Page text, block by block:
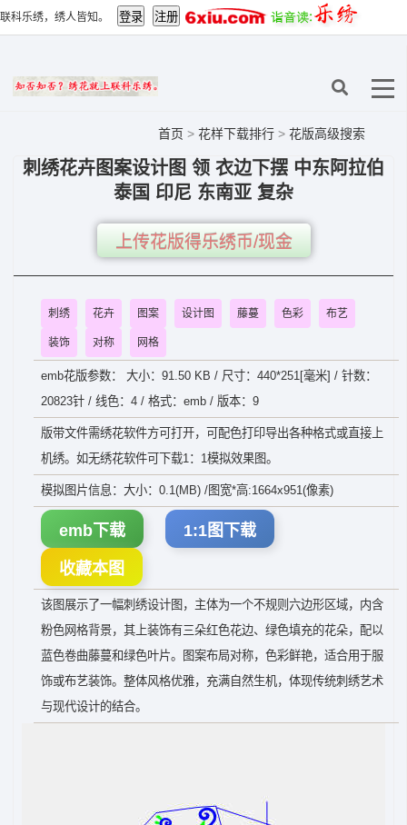
联科乐绣，绣人皆知。
首页 > 花样下载排行 > 花版高级搜索
刺绣花卉图案设计图 领 衣边下摆 中东阿拉伯
泰国 印尼 东南亚 复杂
上传花版得乐绣币/现金
刺绣 花卉 图案 设计图 藤蔓 色彩 布艺
装饰 对称 网格
emb花版参数： 大小：91.50 KB / 尺寸：440*251[毫米] / 针数：
20823针 / 线色：4 / 格式：emb / 版本：9
版带文件需绣花软件方可打开，可配色打印导出各种格式或直接上
机绣。如无绣花软件可下载1：1模拟效果图。
模拟图片信息：大小：0.1(MB) /图宽*高:1664x951(像素)
emb下载 1:1图下载
收藏本图
该图展示了一幅刺绣设计图，主体为一个不规则六边形区域，内含
粉色网格背景，其上装饰有三朵红色花边、绿色填充的花朵，配以
蓝色卷曲藤蔓和绿色叶片。图案布局对称，色彩鲜艳，适合用于服
饰或布艺装饰。整体风格优雅，充满自然生机，体现传统刺绣艺术
与现代设计的结合。